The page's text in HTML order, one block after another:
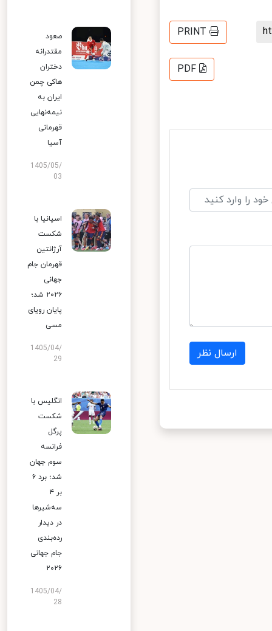
PRINT
PDF
ارسال نظر
صعود
مقتدرانه
دختران
هاکی چمن
ایران به
نیمه‌نهایی
قهرمانی
آسیا
1405/05/
03
اسپانیا با
شکست
آرژانتین
قهرمان جام
جهانی
۲۰۲۶ شد؛
پایان رویای
مسی
1405/04/
29
انگلیس با
شکست
پرگل
فرانسه
سوم جهان
شد؛ برد ۶
بر ۴
سه‌شیرها
در دیدار
رده‌بندی
جام جهانی
۲۰۲۶
1405/04/
28